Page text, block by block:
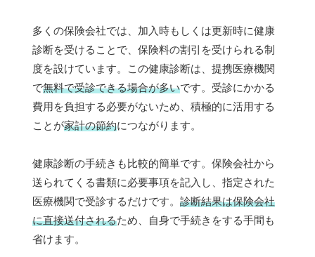
多くの保険会社では、加入時もしくは更新時に健康
診断を受けることで、保険料の割引を受けられる制
度を設けています。この健康診断は、提携医療機関
で無料で受診できる場合が多いです。受診にかかる
費用を負担する必要がないため、積極的に活用する
ことが家計の節約につながります。
健康診断の手続きも比較的簡単です。保険会社から
送られてくる書類に必要事項を記入し、指定された
医療機関で受診するだけです。 診断結果は保険会社
に直接送付されるため、自身で手続きをする手間も
省けます。